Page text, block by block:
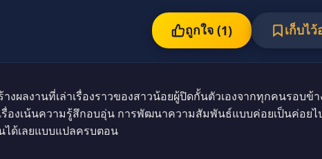
ถูกใจ (1) เก็บไ
างผลงานที่เล่าเรื่องราวของสาวน้อยผู้ปิดกั้นตัวเองจากทุกคนรอบข้
รื่องเน้นความรู้สึกอบอุ่น การพัฒนาความสัมพันธ์แบบค่อยเป็นค่อย
ได้เลยแบบแปลครบตอน